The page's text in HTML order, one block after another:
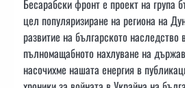
Бесарабски фронт е проект на група
цел популяризиране на региона на
развитие на българското
пълномащабното нахлуване на
насочихме нашата енергия в